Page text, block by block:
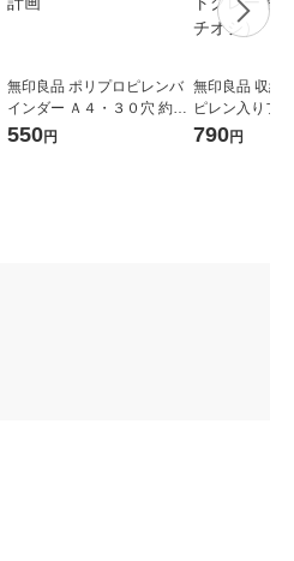
無印良品 ポリプロピレンバ
インダー Ａ４・３０穴 約縦
３１５×横２６５×背幅２７
550円
無印良品 収納
ピレン入りフ
ス スタンダー
790円